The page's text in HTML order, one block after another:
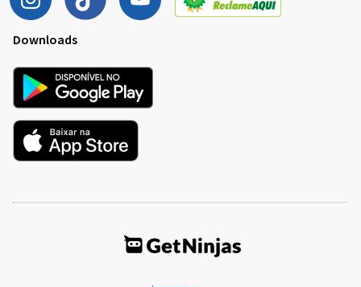
Downloads